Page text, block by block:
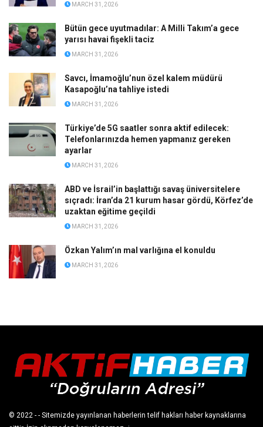
MARCH 31, 2026
Bütün gece uyutmadılar: A Milli Takım’a gece
yarısı havai fişekli taciz
MARCH 31, 2026
Savcı, İmamoğlu’nun özel kalem müdürü
Kasapoğlu’na tahliye istedi
MARCH 31, 2026
Türkiye’de 5G saatler sonra aktif edilecek:
Telefonlarınızda hemen yapmanız gereken
ayarlar
MARCH 31, 2026
ABD ve İsrail’in başlattığı savaş üniversitelere
sıçradı: İran’da 21 kurum hasar gördü, Körfez’de
uzaktan eğitime geçildi
MARCH 31, 2026
Özkan Yalım’ın mal varlığına el konuldu
MARCH 31, 2026
© 2022 - - Sitemizde yayınlanan haberlerin telif hakları haber kaynaklarına